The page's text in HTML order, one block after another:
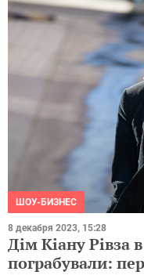
ШОУ-БИЗНЕС
8 декабря 2023, 15:28
Дім Кіану Рівза
пограбували: